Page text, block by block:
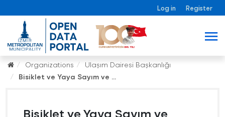
Log in Register
Organizations
Ulaşım Dairesi Başkanlığı
Bisiklet ve Yaya Sayım ve ...
Bisiklet ve Yaya Sayım ve